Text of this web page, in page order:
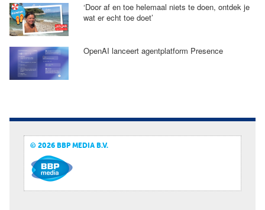
‘Door af en toe helemaal niets te doen, ontdek je
wat er echt toe doet’
OpenAI lanceert agentplatform Presence
© 2026 BBP MEDIA B.V.